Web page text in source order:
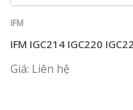
IFM
IFM IGC214 IGC220
Giá: Liên hệ